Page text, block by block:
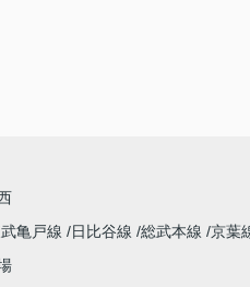
亀戸線 日比谷線 総武本線 京葉